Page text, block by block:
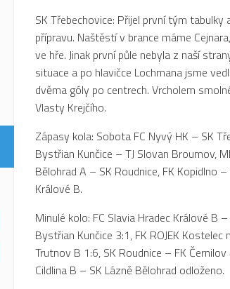
SK Třebechovice: Přijel první tým
přípravu. Naštěstí v brance máme
ve hře. Jinak první půle nebyla z naší
situace a po hlavičce Lochmana jsme
dvěma góly po centrech. Vrcholem
Vlasty Krejčího.
Zápasy kola: Sobota FC Nyvý HK – SK
Bystřian Kunčice – TJ Slovan Broumov,
Bělohrad A – SK Roudnice, FK Kopidlno
Králové B.
Minulé kolo: FC Slavia Hradec Králové B
Bystřian Kunčice 3:1, FK ROJEK
Trutnov B 1:6, SK Roudnice – FK
Cildlina B – SK Lázně Bělohrad odloženo.